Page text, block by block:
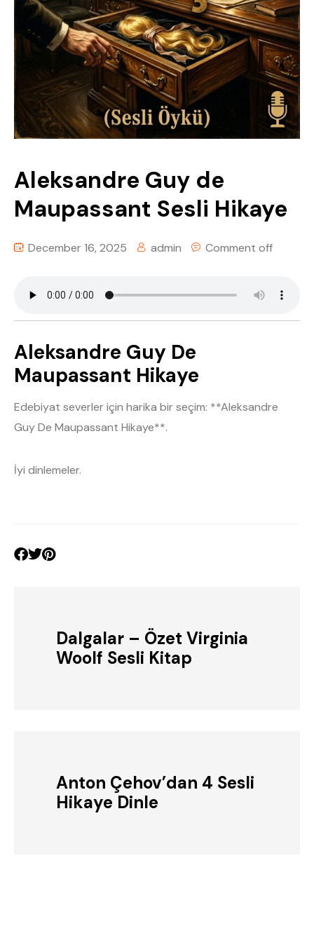
Kişisel Gelişim & Felsefe
Din & Tasavvuf
Tüm Sesli KitapLar
Dünya Klasikleri
Rus Edebiyatı
Fantastik & Macera
Kişisel Gelişim & Felsefe
Polisiye & Gerilim
Din & Tasavvuf
Aleksandre Guy de
Maupassant Sesli Hikaye
December 16, 2025 admin Comment off
Aleksandre Guy De
Maupassant Hikaye
Edebiyat severler için harika bir seçim: **Aleksandre
Guy De Maupassant Hikaye**.
İyi dinlemeler.
Dalgalar – Özet Virginia
Woolf Sesli Kitap
Anton Çehov’dan 4 Sesli
Hikaye Dinle